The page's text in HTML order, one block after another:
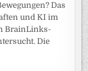
Das
und KI im
BrainLinks-
Die